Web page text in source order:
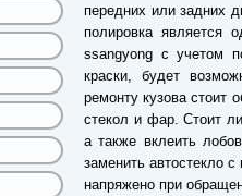
передних или задних
полировка является
ssangyong с учетом
краски, будет
ремонту кузова стоит
стекол и фар. Стоит
а также вклеить
заменить автостекло
напряжено при